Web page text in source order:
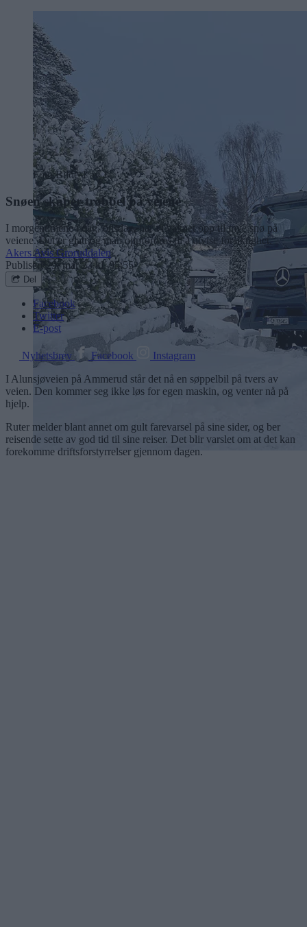
Foto:Bilde 1 av 1
Snøen skaper trøbbel på veiene
I morgentimene i dag, onsdag, har vi våknet opp til mye snø på
veiene. Det er glatt og man oppfordres til å utvise forsiktighet.
Akers Avis Groruddalen
Publisert29. mar 23 kl. 05:55
Del
Facebook
Twitter
E-post
Nyhetsbrev Facebook
Instagram
I Alunsjøveien på Ammerud står det nå en søppelbil på tvers av
veien. Den kommer seg ikke løs for egen maskin, og venter nå på
hjelp.
Ruter melder blant annet om gult farevarsel på sine sider, og ber
reisende sette av god tid til sine reiser. Det blir varslet om at det kan
forekomme driftsforstyrrelser gjennom dagen.